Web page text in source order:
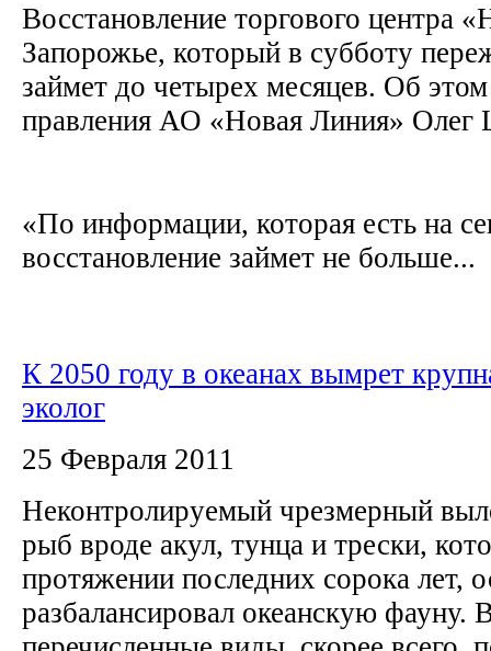
Восстановление торгового центра
Запорожье, который в субботу
займет до четырех месяцев. Об этом
правления АО «Новая Линия»
«По информации, которая есть на
восстановление займет не больше...
К 2050 году в океанах вымрет
эколог
25 Февраля 2011
Неконтролируемый чрезмерный
рыб вроде акул, тунца и трески,
протяжении последних сорока лет,
разбалансировал океанскую фауну.